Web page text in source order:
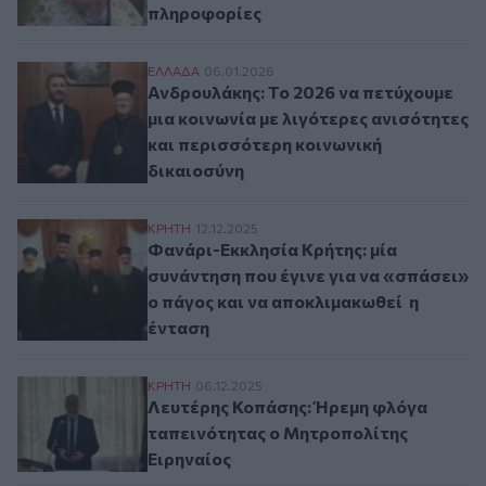
πληροφορίες
Ανδρουλάκης: Το 2026 να πετύχουμε μια
ΕΛΛAΔΑ 06.01.2026
Ανδρουλάκης: Το 2026 να πετύχουμε
μια κοινωνία με λιγότερες ανισότητες
και περισσότερη κοινωνική
δικαιοσύνη
Φανάρι-Εκκλησία Κρήτης: μία συνάντηση
ΚΡΗΤΗ 12.12.2025
Φανάρι-Εκκλησία Κρήτης: μία
συνάντηση που έγινε για να «σπάσει»
ο πάγος και να αποκλιμακωθεί η
ένταση
Λευτέρης Κοπάσης: Ήρεμη φλόγα
ΚΡΗΤΗ 06.12.2025
Λευτέρης Κοπάσης: Ήρεμη φλόγα
ταπεινότητας ο Μητροπολίτης
Ειρηναίος